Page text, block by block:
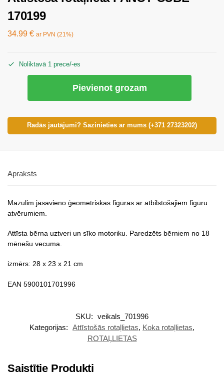
170199
34.99 € ar PVN (21%)
Noliktavā 1 prece/-es
Pievienot grozam
Radās jautājumi? Sazinieties ar mums (+371 27323202)
Apraksts
Mazulim jāsavieno ģeometriskas figūras ar atbilstošajiem figūru
atvērumiem.
Attīsta bērna uztveri un sīko motoriku. Paredzēts bērniem no 18
mēnešu vecuma.
izmērs: 28 x 23 x 21 cm
EAN 5900101701996
SKU: veikals_701996
Kategorijas: Attīstošās rotaļlietas, Koka rotaļlietas,
ROTAĻLIETAS
Saistītie Produkti